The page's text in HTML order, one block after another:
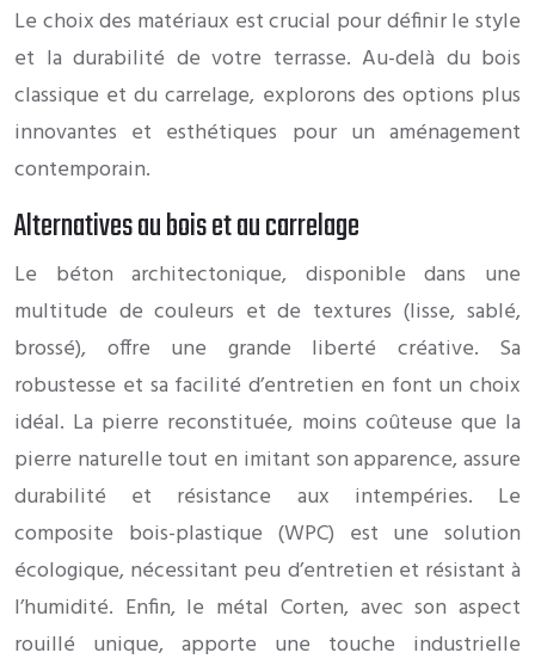
Le choix des matériaux est crucial pour définir le style
et la durabilité de votre terrasse. Au-delà du bois
classique et du carrelage, explorons des options plus
innovantes et esthétiques pour un aménagement
contemporain.
Alternatives au bois et au carrelage
Le béton architectonique, disponible dans une
multitude de couleurs et de textures (lisse, sablé,
brossé), offre une grande liberté créative. Sa
robustesse et sa facilité d’entretien en font un choix
idéal. La pierre reconstituée, moins coûteuse que la
pierre naturelle tout en imitant son apparence, assure
durabilité et résistance aux intempéries. Le
composite bois-plastique (WPC) est une solution
écologique, nécessitant peu d’entretien et résistant à
l’humidité. Enfin, le métal Corten, avec son aspect
rouillé unique, apporte une touche industrielle